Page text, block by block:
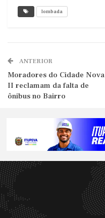
lombada
ANTERIOR
Moradores do Cidade Nova
II reclamam da falta de
ônibus no Bairro